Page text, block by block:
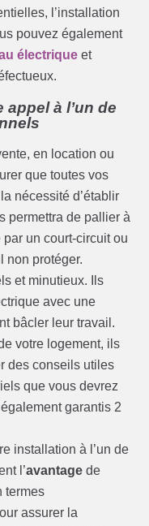
l’installation
pouvez également
électrique et
à l’un de
en location ou
que toutes vos
nécessité d’établir
permettra de pallier à
un court-circuit ou
non protéger.
et minutieux. Ils
avec une
bâcler leur travail.
votre logement, ils
des conseils utiles
que vous devrez
garantis 2
installation à l’un de
l’avantage de
termes
assurer la